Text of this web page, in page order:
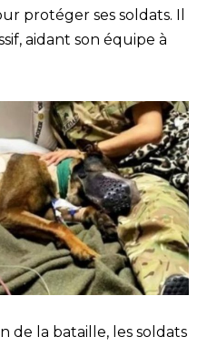
protéger ses soldats. Il
aidant son équipe à
de la bataille, les soldats